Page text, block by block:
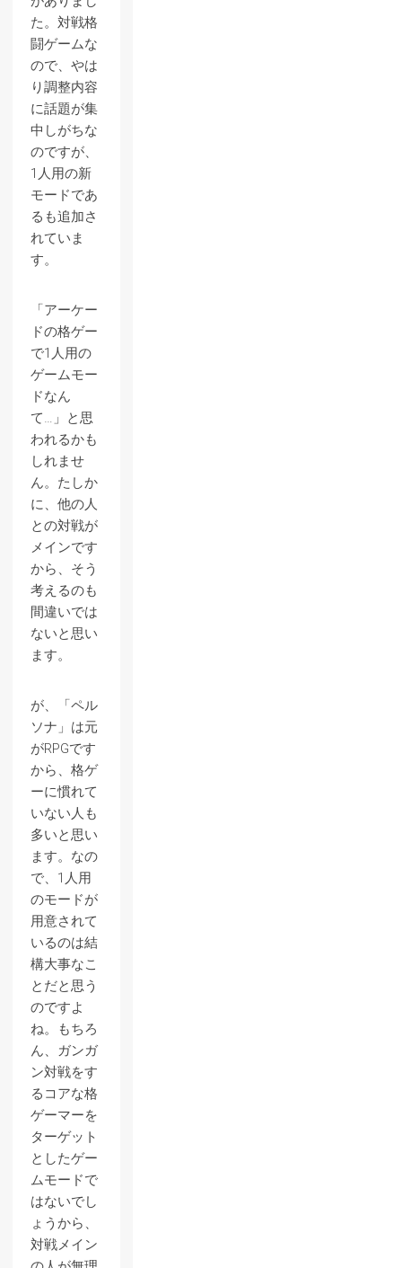
た。対戦格
闘ゲームな
ので、やは
り調整内容
に話題が集
中しがちな
のですが、
1人用の新
モードであ
るも追加さ
れていま
す。
「アーケー
ドの格ゲー
で1人用の
ゲームモー
ドなん
て…」と思
われるかも
しれませ
ん。たしか
に、他の人
との対戦が
メインです
から、そう
考えるのも
間違いでは
ないと思い
ます。
が、「ペル
ソナ」は元
がRPGです
から、格ゲ
ーに慣れて
いない人も
多いと思い
ます。なの
で、1人用
のモードが
用意されて
いるのは結
構大事なこ
とだと思う
のですよ
ね。もちろ
ん、ガンガ
ン対戦をす
るコアな格
ゲーマーを
ターゲット
としたゲー
ムモードで
はないでし
ょうから、
対戦メイン